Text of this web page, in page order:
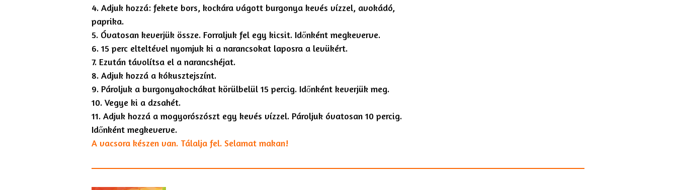
4. Adjuk hozzá: fekete bors, kockára vágott burgonya kevés vízzel, avokádó,
paprika.
5. Óvatosan keverjük össze. Forraljuk fel egy kicsit. Időnként megkeverve.
6. 15 perc elteltével nyomjuk ki a narancsokat laposra a levükért.
7. Ezután távolítsa el a narancshéjat.
8. Adjuk hozzá a kókusztejszínt.
9. Pároljuk a burgonyakockákat körülbelül 15 percig. Időnként keverjük meg.
10. Vegye ki a dzsahét.
11. Adjuk hozzá a mogyorószószt egy kevés vízzel. Pároljuk óvatosan 10 percig.
Időnként megkeverve.
A vacsora készen van. Tálalja fel. Selamat makan!